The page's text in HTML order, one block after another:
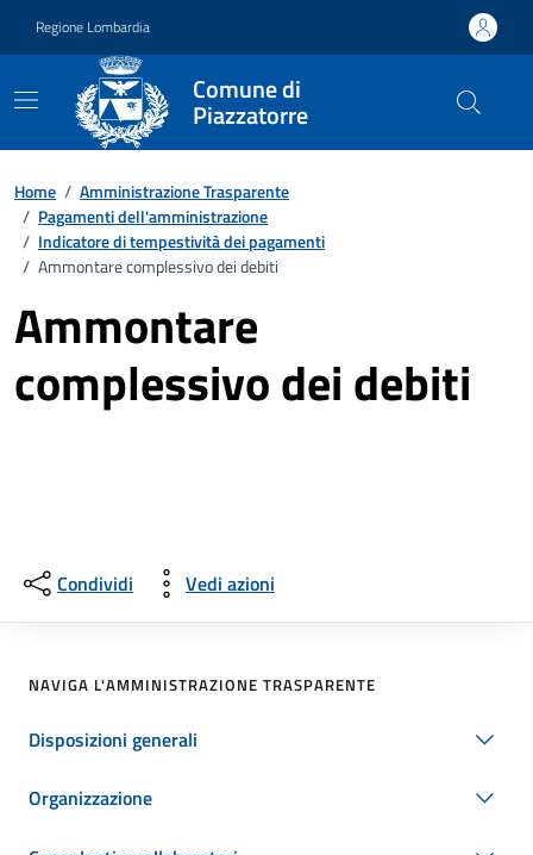
Regione Lombardia
Comune di
Piazzatorre
Home / Amministrazione Trasparente
/ Pagamenti dell'amministrazione
/ Indicatore di tempestività dei pagamenti
/ Ammontare complessivo dei debiti
Ammontare
complessivo dei debiti
Condividi Vedi azioni
NAVIGA L'AMMINISTRAZIONE TRASPARENTE
Disposizioni generali
Organizzazione